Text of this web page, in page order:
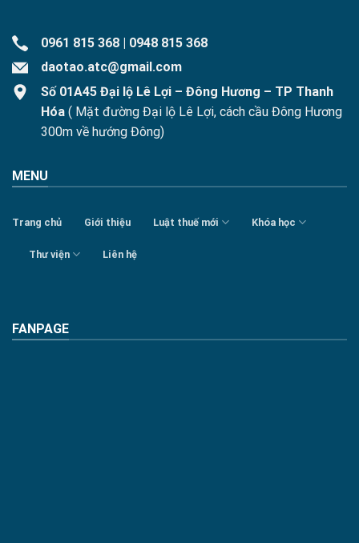
0961 815 368 | 0948 815 368
daotao.atc@gmail.com
Số 01A45 Đại lộ Lê Lợi – Đông Hương – TP Thanh
Hóa ( Mặt đường Đại lộ Lê Lợi, cách cầu Đông Hương
300m về hướng Đông)
MENU
Trang chủ Giới thiệu Luật thuế mới Khóa học
Thư viện Liên hệ
FANPAGE